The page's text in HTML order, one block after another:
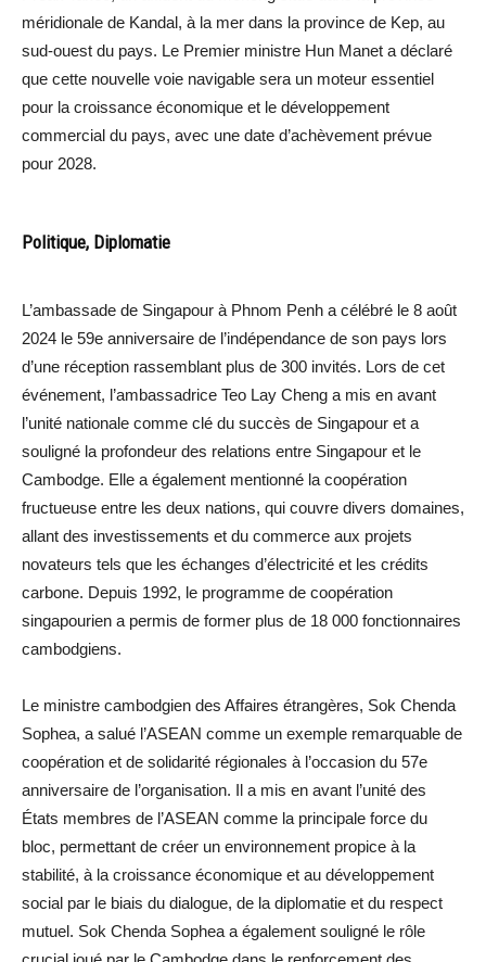
méridionale de Kandal, à la mer dans la province de Kep, au
sud-ouest du pays. Le Premier ministre Hun Manet a déclaré
que cette nouvelle voie navigable sera un moteur essentiel
pour la croissance économique et le développement
commercial du pays, avec une date d’achèvement prévue
pour 2028.
Politique, Diplomatie
L’ambassade de Singapour à Phnom Penh a célébré le 8 août
2024 le 59e anniversaire de l’indépendance de son pays lors
d’une réception rassemblant plus de 300 invités. Lors de cet
événement, l’ambassadrice Teo Lay Cheng a mis en avant
l’unité nationale comme clé du succès de Singapour et a
souligné la profondeur des relations entre Singapour et le
Cambodge. Elle a également mentionné la coopération
fructueuse entre les deux nations, qui couvre divers domaines,
allant des investissements et du commerce aux projets
novateurs tels que les échanges d’électricité et les crédits
carbone. Depuis 1992, le programme de coopération
singapourien a permis de former plus de 18 000 fonctionnaires
cambodgiens.
Le ministre cambodgien des Affaires étrangères, Sok Chenda
Sophea, a salué l’ASEAN comme un exemple remarquable de
coopération et de solidarité régionales à l’occasion du 57e
anniversaire de l’organisation. Il a mis en avant l’unité des
États membres de l’ASEAN comme la principale force du
bloc, permettant de créer un environnement propice à la
stabilité, à la croissance économique et au développement
social par le biais du dialogue, de la diplomatie et du respect
mutuel. Sok Chenda Sophea a également souligné le rôle